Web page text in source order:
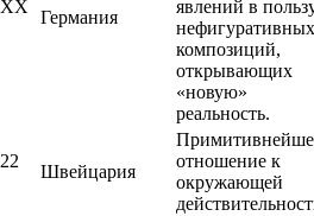
Германия
явлений в
нефигуративных
композиций,
открывающих
«новую»
реальность.
Швейцария
отношение к
окружающей